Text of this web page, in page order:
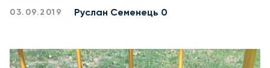
03.09.2019 Руслан Семенець 0